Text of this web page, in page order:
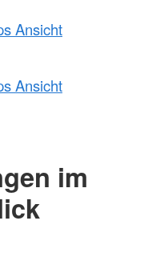
Ansicht
Ansicht
im